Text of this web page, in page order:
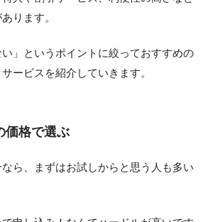
ります。
い」というポイントに絞っておすすめの
ービスを紹介していきます。
価格で選ぶ
ら、まずはお試しからと思う人も多い